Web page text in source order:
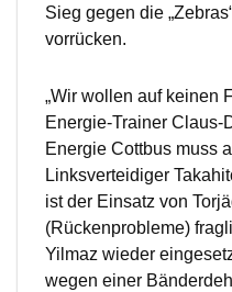
Sieg gegen die
vorrücken.
„Wir wollen auf keinen
Energie-Trainer Claus-
Energie Cottbus muss
Linksverteidiger
ist der Einsatz von
(Rückenprobleme)
Yilmaz wieder
wegen einer